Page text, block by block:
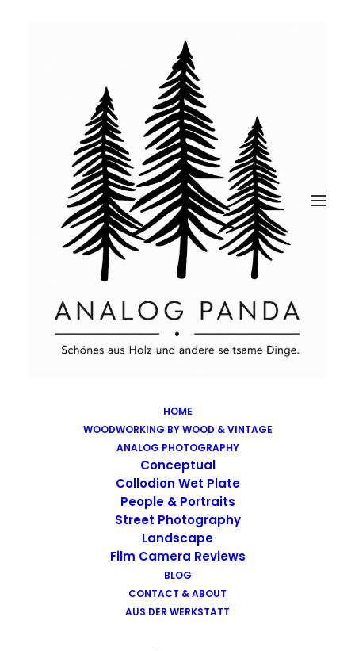
HOME
WOODWORKING BY WOOD & VINTAGE
ANALOG PHOTOGRAPHY
Conceptual
Collodion Wet Plate
People & Portraits
Street Photography
Landscape
Film Camera Reviews
BLOG
CONTACT & ABOUT
AUS DER WERKSTATT
Images tagged "x-ray-film"
Images tagged "x-ray-film"